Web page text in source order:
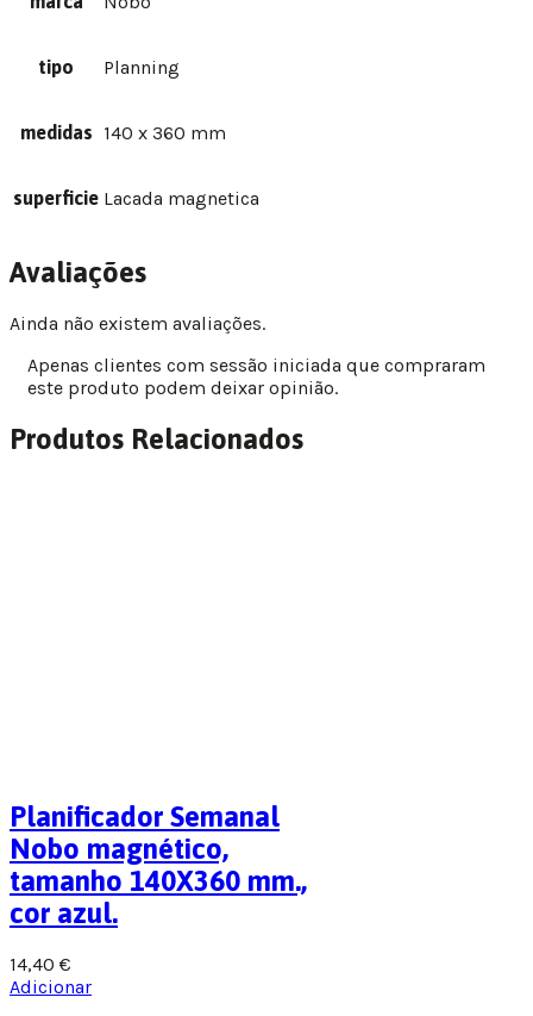
tipo Planning
medidas 140 x 360 mm
superficie Lacada magnetica
Avaliações
Ainda não existem avaliações.
Apenas clientes com sessão iniciada que compraram
este produto podem deixar opinião.
Produtos Relacionados
Planificador Semanal
Nobo magnético,
tamanho 140X360 mm.,
cor azul.
14,40 €
Adicionar